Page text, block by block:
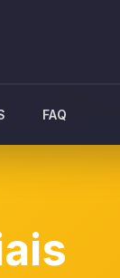
FAQ